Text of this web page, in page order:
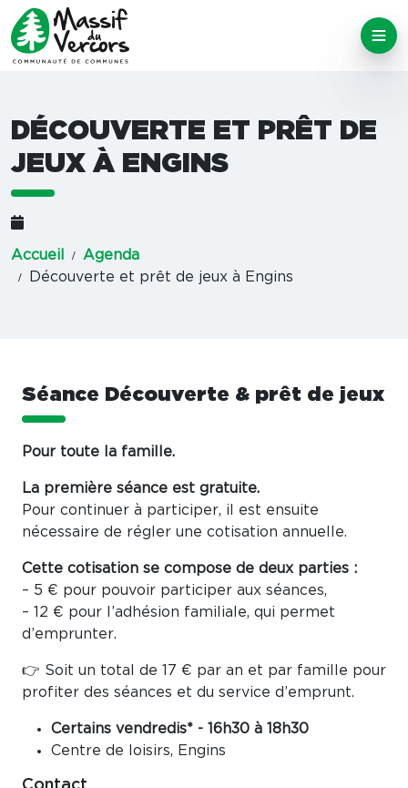
DÉCOUVERTE ET PRÊT DE
JEUX À ENGINS
Accueil
Agenda
Découverte et prêt de jeux à Engins
Séance Découverte & prêt de jeux
Pour toute la famille.
La première séance est gratuite.
Pour continuer à participer, il est ensuite
nécessaire de régler une cotisation annuelle.
Cette cotisation se compose de deux parties :
– 5 € pour pouvoir participer aux séances,
– 12 € pour l’adhésion familiale, qui permet
d’emprunter.
👉 Soit un total de 17 € par an et par famille pour
profiter des séances et du service d’emprunt.
Certains vendredis* - 16h30 à 18h30
Centre de loisirs, Engins